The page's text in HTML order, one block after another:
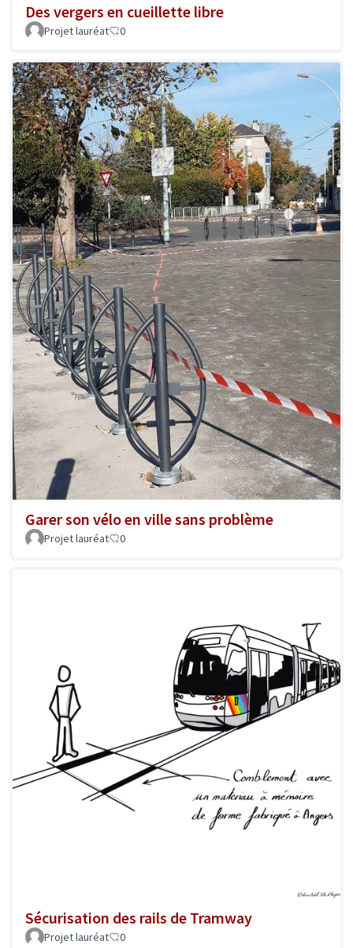
Des vergers en cueillette libre
Projet lauréat 0
Garer son vélo en ville sans problème
Projet lauréat 0
Sécurisation des rails de Tramway
Projet lauréat 0